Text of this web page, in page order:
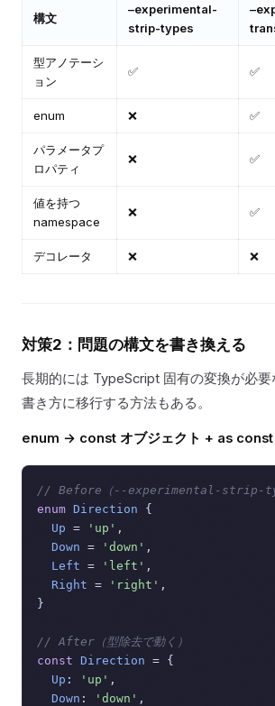
構文
–experimental-
strip-types
型アノテーシ
ョン
✅ ✅
enum ❌ ✅
パラメータプ
ロパティ
❌ ✅
値を持つ
namespace
❌ ✅
デコレータ ❌ ❌
対策2：問題の構文を書き換える
長期的には TypeScript 固有の変換が必
書き方に移行する方法もある。
enum → const オブジェクト + as const
// Before（--experimental-strip-
enum Direction {
Up = 'up' ,
Down = 'down' ,
Left = 'left' ,
Right = 'right' ,
}
// After（型除去で動く）
const Direction = {
Up : 'up' ,
Down : 'down' ,